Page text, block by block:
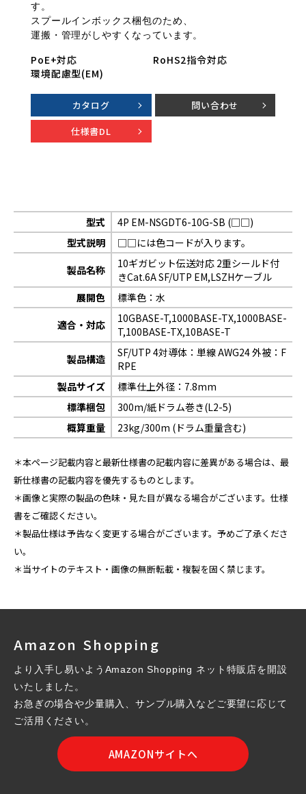
す。
スプールインボックス梱包のため、
運搬・管理がしやすくなっています。
PoE+対応
RoHS2指令対応
環境配慮型(EM)
カタログ
問い合わせ
仕様書DL
型式
4P EM-NSGDT6-10G-SB (□□)
型式説明
□□には色コードが入ります。
製品名称
10ギガビット伝送対応 2重シールド付
きCat.6A SF/UTP EM,LSZHケーブル
展開色
標準色：水
適合・対応
10GBASE-T,1000BASE-TX,1000BASE-
T,100BASE-TX,10BASE-T
製品構造
SF/UTP 4対導体：単線 AWG24 外被：F
RPE
製品サイズ
標準仕上外径：7.8mm
標準梱包
300m/紙ドラム巻き(L2-5)
概算重量
23kg/300m (ドラム重量含む)
＊本ページ記載内容と最新仕様書の記載内容に差異がある場合は、最
新仕様書の記載内容を優先するものとします。
＊画像と実際の製品の色味・見た目が異なる場合がございます。仕様
書をご確認ください。
＊製品仕様は予告なく変更する場合がございます。予めご了承くださ
い。
＊当サイトのテキスト・画像の無断転載・複製を固く禁じます。
Amazon Shopping
より入手し易いようAmazon Shopping ネット特販店を開設
いたしました。
お急ぎの場合や少量購入、サンプル購入などご要望に応じて
ご活用ください。
AMAZONサイトへ